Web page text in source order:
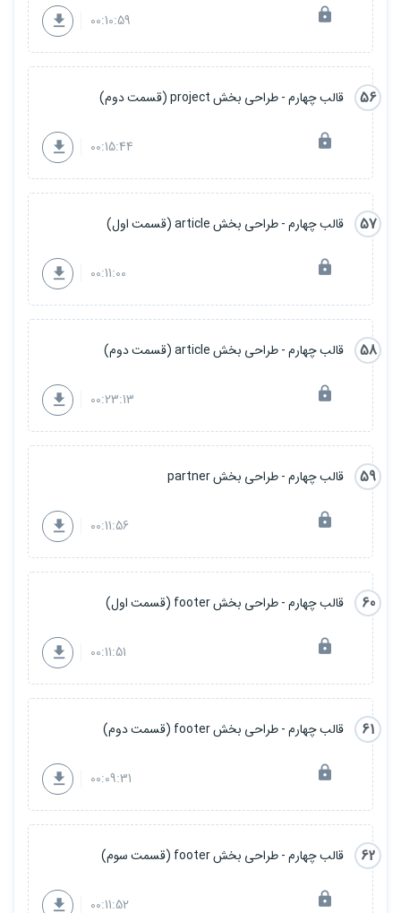
00:10:59
56 قالب چهارم - طراحی بخش project (قسمت دوم)
00:15:44
57 قالب چهارم - طراحی بخش article (قسمت اول)
00:11:00
58 قالب چهارم - طراحی بخش article (قسمت دوم)
00:23:13
59 قالب چهارم - طراحی بخش partner
00:11:56
60 قالب چهارم - طراحی بخش footer (قسمت اول)
00:11:51
61 قالب چهارم - طراحی بخش footer (قسمت دوم)
00:09:31
62 قالب چهارم - طراحی بخش footer (قسمت سوم)
00:11:52